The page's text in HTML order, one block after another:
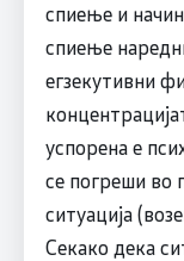
спиење и
спиење
егзекутивни
успорена е
се погреши во
ситуација
Секако дека